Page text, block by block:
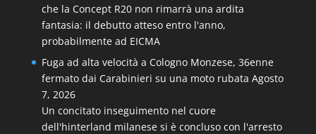
che la Concept R20 non rimarrà una ardita
fantasia: il debutto atteso entro l'anno,
probabilmente ad EICMA
Fuga ad alta velocità a Cologno Monzese, 36enne
fermato dai Carabinieri su una moto rubata Agosto
7, 2026
Un concitato inseguimento nel cuore
dell'hinterland milanese si è concluso con l'arresto